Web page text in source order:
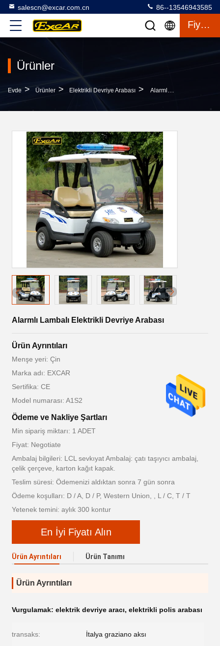
salescn@excar.com.cn 86--13546943585
Fiyat Teklifi
Ürünler
Evde > Ürünler > Elektrikli Devriye Arabası > Alarmlı Lambalı Elektrikli Devriye Arabası
Alarmlı Lambalı Elektrikli Devriye Arabası
Ürün Ayrıntıları
Menşe yeri: Çin
Marka adı: EXCAR
Sertifika: CE
Model numarası: A1S2
Ödeme ve Nakliye Şartları
Min sipariş miktarı: 1 ADET
Fiyat: Negotiate
Ambalaj bilgileri: LCL sevkıyat Ambalaj: çatı taşıyıcı ambalaj,
çelik çerçeve, karton kağıt kapak.
Teslim süresi: Ödemenizi aldıktan sonra 7 gün sonra
Ödeme koşulları: D / A, D / P, Western Union, , L / C, T / T
Yetenek temini: aylık 300 kontur
En İyi Fiyatı Alın
Ürün Ayrıntıları Ürün Tanımı
Ürün Ayrıntıları
Vurgulamak: elektrik devriye aracı, elektrikli polis arabası
transaks: İtalya graziano aksı